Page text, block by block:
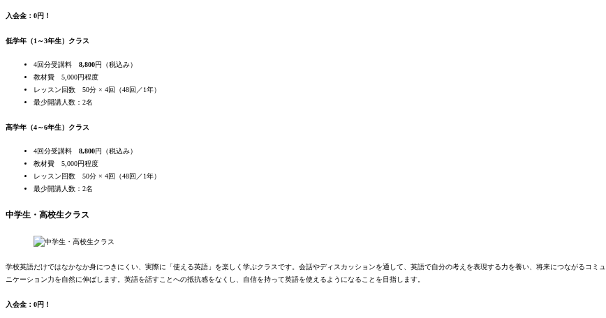
入会金：0円！
低学年（1～3年生）クラス
4回分受講料 8,800円（税込み）
教材費 5,000円程度
レッスン回数 50分 × 4回（48回／1年）
最少開講人数：2名
高学年（4～6年生）クラス
4回分受講料 8,800円（税込み）
教材費 5,000円程度
レッスン回数 50分 × 4回（48回／1年）
最少開講人数：2名
中学生・高校生クラス
学校英語だけではなかなか身につきにくい、実際に「使える英語」を楽しく学ぶクラスです。会話やディスカッションを通して、英語で自分の考えを表現する力を養い、将来につながるコミュ
ニケーション力を自然に伸ばします。英語を話すことへの抵抗感をなくし、自信を持って英語を使えるようになることを目指します。
入会金：0円！